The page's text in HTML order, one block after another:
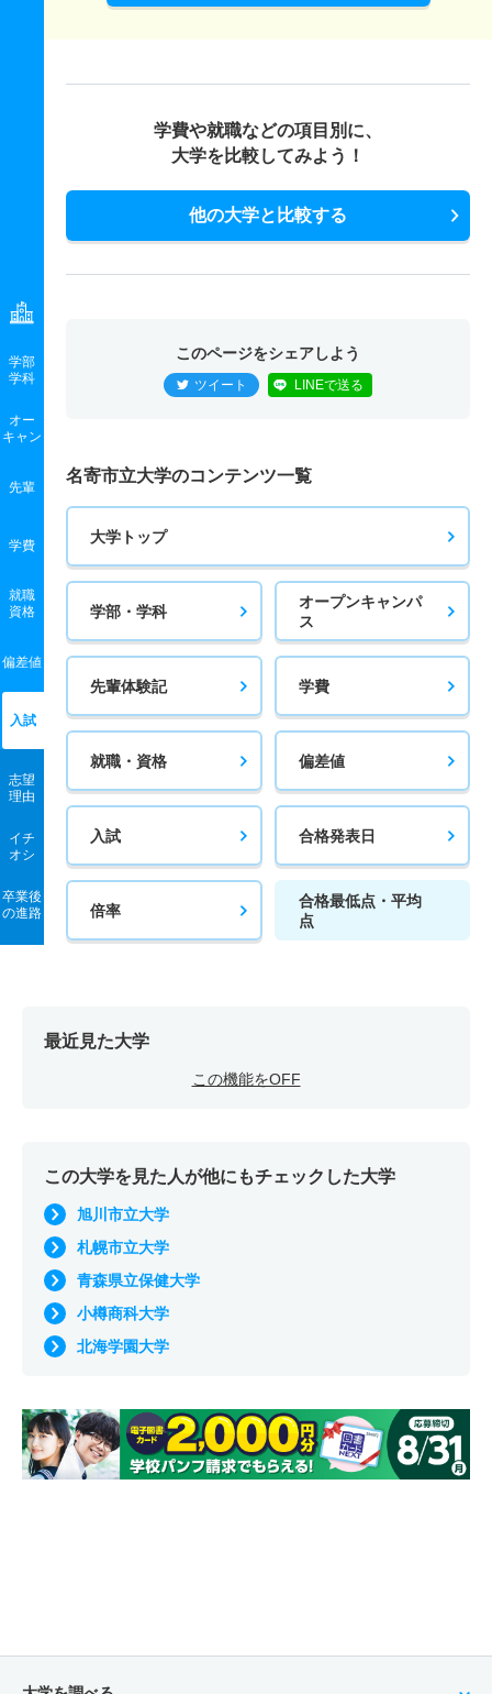
学部
学科
オー
キャン
先輩
学費
就職
資格
偏差値
入試
志望
理由
イチ
オシ
卒業後
の進路
学費や就職などの項目別に、
大学を比較してみよう！
他の大学と比較する
このページをシェアしよう
ツイート LINEで送る
名寄市立大学のコンテンツ一覧
大学トップ
学部・学科
オープンキャンパ
ス
先輩体験記 学費
就職・資格 偏差値
入試 合格発表日
倍率
合格最低点・平均
点
最近見た大学
この機能をOFF
この大学を見た人が他にもチェックした大学
旭川市立大学
札幌市立大学
青森県立保健大学
小樽商科大学
北海学園大学